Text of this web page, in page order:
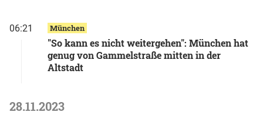
06:21 München
"So kann es nicht weitergehen": München hat
genug von Gammelstraße mitten in der
Altstadt
28.11.2023